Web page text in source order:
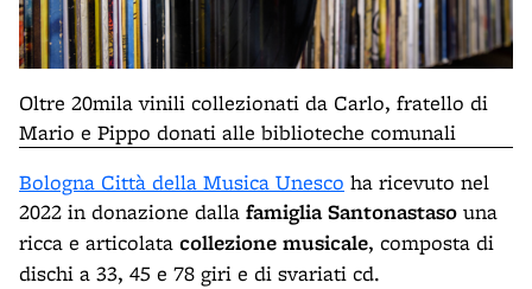
Oltre 20mila vinili collezionati da Carlo, fratello di
Mario e Pippo donati alle biblioteche comunali
Bologna Città della Musica Unesco ha ricevuto nel
2022 in donazione dalla famiglia Santonastaso una
ricca e articolata collezione musicale, composta di
dischi a 33, 45 e 78 giri e di svariati cd.